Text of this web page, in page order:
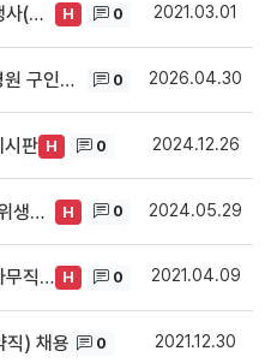
[전남대학교 치과병원] - 치과위생사(청년인턴) 채용 H 0 2021.03.01
[대한치과위생사협회] 전국치과병원 구인구직게시판 0 2026.04.30
시판 H 0 2024.12.26
7월 죽전치과병원 계약직원 치과위생사 모집공고[종료] H 0 2024.05.29
[건강보험심사평가원] - 행정직,사무직 채용(정규직) H 0 2021.04.09
직) 채용 0 2021.12.30